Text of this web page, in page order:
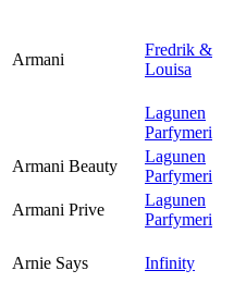
Armani
Fredrik &
Louisa
Lagunen
Parfymeri
Armani Beauty
Lagunen
Parfymeri
Armani Prive
Lagunen
Parfymeri
Arnie Says Infinity